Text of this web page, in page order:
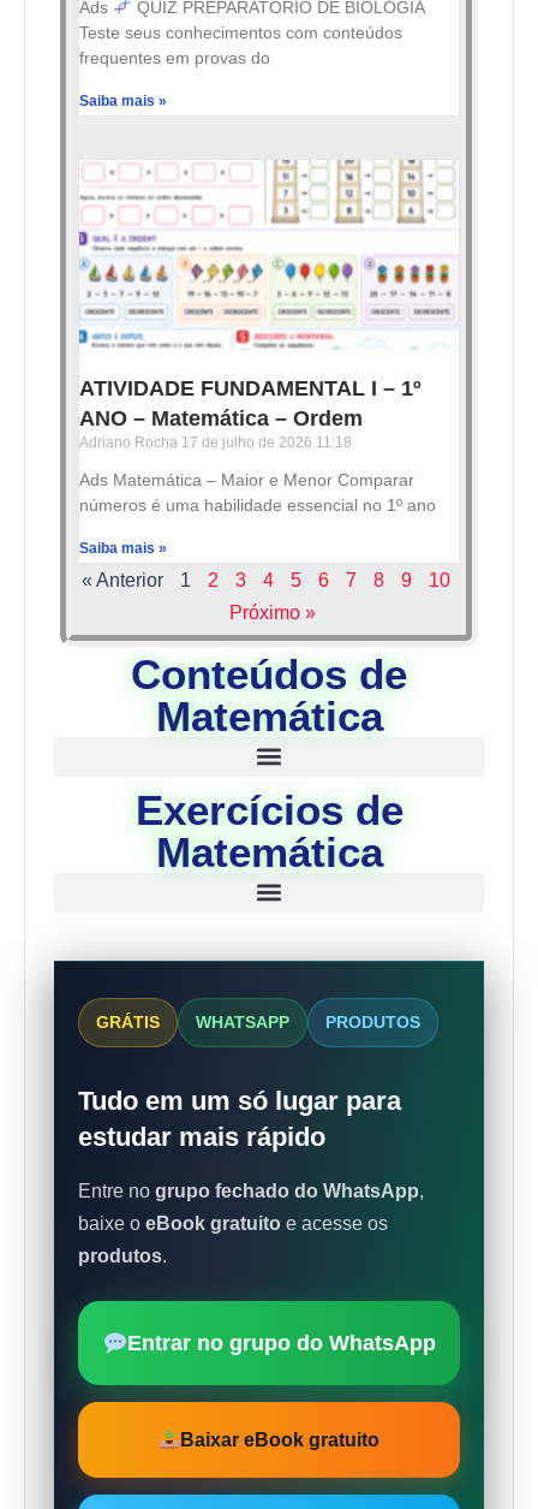
Ads
QUIZ PREPARATÓRIO DE BIOLOGIA
Teste seus conhecimentos com conteúdos
frequentes em provas do
Saiba mais »
ATIVIDADE FUNDAMENTAL I – 1º
ANO – Matemática – Ordem
Adriano Rocha 17 de julho de 2026 11:18
Ads Matemática – Maior e Menor Comparar
números é uma habilidade essencial no 1º ano
Saiba mais »
« Anterior 1 2 3 4 5 6 7 8 9
10
Próximo »
Conteúdos de
Matemática
Exercícios de
Matemática
GRÁTIS WHATSAPP PRODUTOS
Tudo em um só lugar para
estudar mais rápido
Entre no grupo fechado do WhatsApp,
baixe o eBook gratuito e acesse os
produtos.
Entrar no grupo do WhatsApp
Baixar eBook gratuito